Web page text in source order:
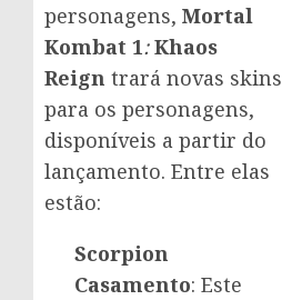
personagens, Mortal
Kombat 1:Khaos
Reign trará novas skins
para os personagens,
disponíveis a partir do
lançamento. Entre elas
estão:
Scorpion
Casamento: Este